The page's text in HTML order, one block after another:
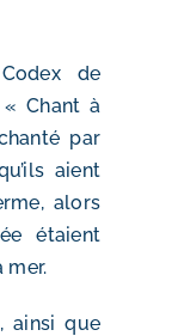
de
Chant à
par
aient
alors
étaient
mer.
ainsi que